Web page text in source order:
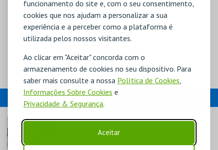
funcionamento do site e, com o seu consentimento,
cookies que nos ajudam a personalizar a sua
experiência e a perceber como a plataforma é
utilizada pelos nossos visitantes.
Ao clicar em "Aceitar" concorda com o
armazenamento de cookies no seu dispositivo. Para
saber mais consulte a nossa Política de Cookies
Informações Sobre Cookies e
Privacidade & Segurança.
Aceitar
EVENTOS